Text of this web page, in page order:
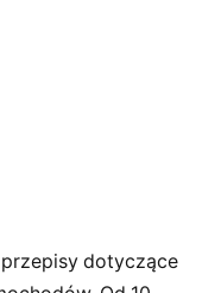
dotyczące